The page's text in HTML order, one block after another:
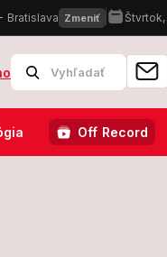
Hanba vám za
Off Record